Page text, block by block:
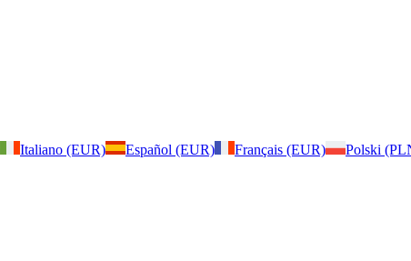
Italiano (EUR) Español (EUR) Français (EUR) Polski